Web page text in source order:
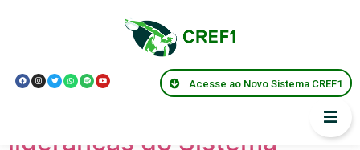
Acesse ao Novo Sistema CREF1
Região Noticias:
de Janeiro
COB recebe encontro com
lideranças do Sistema